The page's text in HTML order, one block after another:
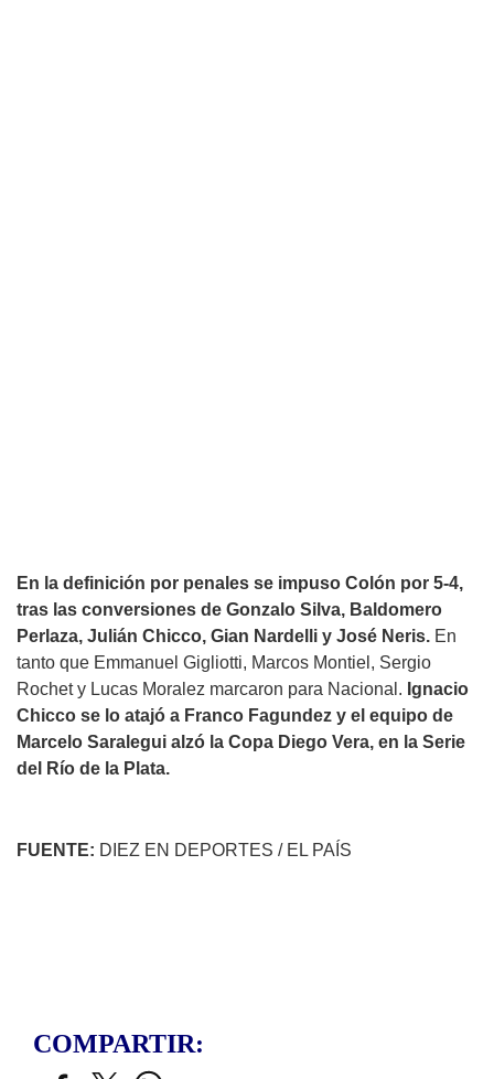
En la definición por penales se impuso Colón por 5-4,
tras las conversiones de Gonzalo Silva, Baldomero
Perlaza, Julián Chicco, Gian Nardelli y José Neris. En
tanto que Emmanuel Gigliotti, Marcos Montiel, Sergio
Rochet y Lucas Moralez marcaron para Nacional. Ignacio
Chicco se lo atajó a Franco Fagundez y el equipo de
Marcelo Saralegui alzó la Copa Diego Vera, en la Serie
del Río de la Plata.
FUENTE: DIEZ EN DEPORTES / EL PAÍS
COMPARTIR: